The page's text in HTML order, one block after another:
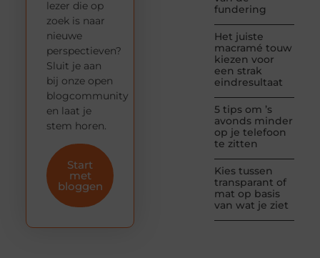
fundering
Het juiste
macramé touw
kiezen voor
een strak
eindresultaat
5 tips om ’s
avonds minder
op je telefoon
te zitten
Kies tussen
transparant of
mat op basis
van wat je ziet
lezer die op
zoek is naar
nieuwe
perspectieven?
Sluit je aan
bij onze open
blogcommunity
en laat je
stem horen.
Start
met
bloggen